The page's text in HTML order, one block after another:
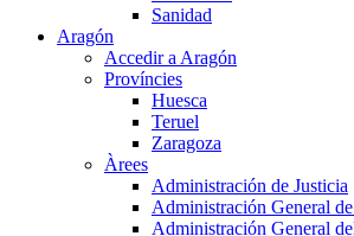
Sanidad
Aragón
Accedir a Aragón
Províncies
Huesca
Teruel
Zaragoza
Àrees
Administración de Justicia
Administración General
Administración General